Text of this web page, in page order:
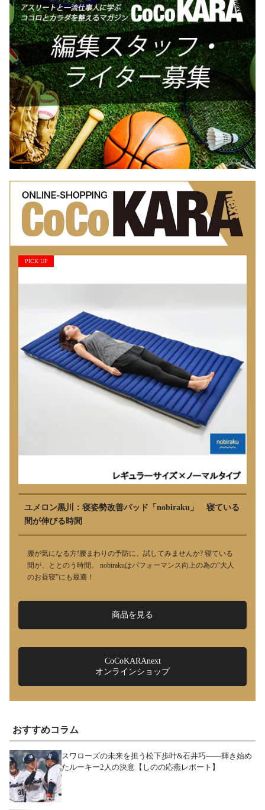
PICK UP
ユメロン黒川：寝姿勢改善パッド「nobiraku」 寝ている
間が伸びる時間
腰が気になる方!腰まわりの予防に、試してみませんか? 寝ている
間が、ととのう時間。 nobirakuはパフォーマンス向上の為の“大人
のお昼寝”にも最適！
商品を見る
CoCoKARAnext
オンラインショップ
おすすめコラム
スワローズの未来を担う松下歩叶&石井巧――輝き始め
たルーキー2人の決意【しのの応燕レポート】